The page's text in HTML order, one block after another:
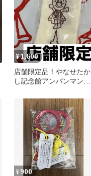
¥1,600
店舗限定品！やなせたか
し記念館アンパンマンミ
¥900